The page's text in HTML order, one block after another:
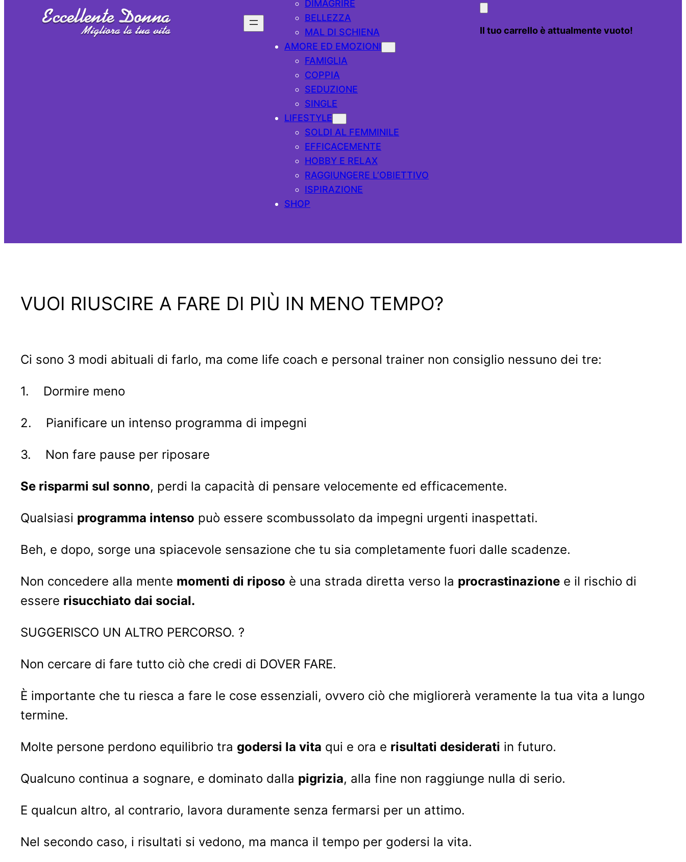
DIMAGRIRE
BELLEZZA
MAL DI SCHIENA
AMORE ED EMOZIONI
FAMIGLIA
COPPIA
SEDUZIONE
SINGLE
LIFESTYLE
SOLDI AL FEMMINILE
EFFICACEMENTE
HOBBY E RELAX
RAGGIUNGERE L’OBIETTIVO
ISPIRAZIONE
SHOP
Il tuo carrello è attualmente vuoto!
VUOI RIUSCIRE A FARE DI PIÙ IN MENO TEMPO?
Ci sono 3 modi abituali di farlo, ma come life coach e personal trainer non consiglio nessuno dei tre:
1. Dormire meno
2. Pianificare un intenso programma di impegni
3. Non fare pause per riposare
Se risparmi sul sonno, perdi la capacità di pensare velocemente ed efficacemente.
Qualsiasi programma intenso può essere scombussolato da impegni urgenti inaspettati.
Beh, e dopo, sorge una spiacevole sensazione che tu sia completamente fuori dalle scadenze.
Non concedere alla mente momenti di riposo è una strada diretta verso la procrastinazione e il rischio di
essere risucchiato dai social.
SUGGERISCO UN ALTRO PERCORSO. ?
Non cercare di fare tutto ciò che credi di DOVER FARE.
È importante che tu riesca a fare le cose essenziali, ovvero ciò che migliorerà veramente la tua vita a lungo
termine.
Molte persone perdono equilibrio tra godersi la vita qui e ora e risultati desiderati in futuro.
Qualcuno continua a sognare, e dominato dalla pigrizia, alla fine non raggiunge nulla di serio.
E qualcun altro, al contrario, lavora duramente senza fermarsi per un attimo.
Nel secondo caso, i risultati si vedono, ma manca il tempo per godersi la vita.